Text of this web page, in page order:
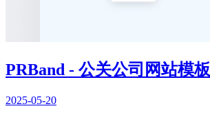
PRBand - 公关公司网站模板
2025-05-20